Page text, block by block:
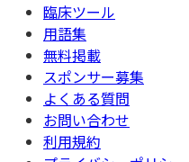
臨床ツール
用語集
無料掲載
スポンサー募集
よくある質問
お問い合わせ
利用規約